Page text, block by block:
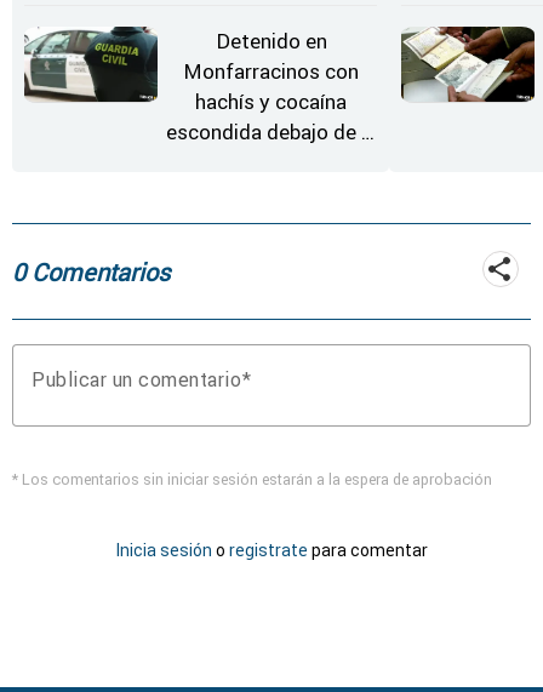
Detenido en
Monfarracinos con
hachís y cocaína
escondida debajo de la
0 Comentarios
Publicar un comentario
* Los comentarios sin iniciar sesión estarán a la espera de aprobación
Inicia sesión o registrate para comentar